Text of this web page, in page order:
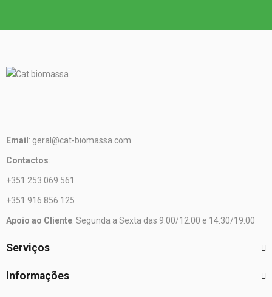
Email : geral@cat-biomassa.com
Contactos:
+351 253 069 561
+351 916 856 125
Apoio ao Cliente: Segunda a Sexta das 9:00/12:00 e 14:30/19:00
Serviços
Informações